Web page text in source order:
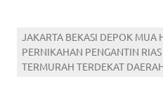
JAKARTA BEKASI DEPOK MUA
PERNIKAHAN PENGANTIN
TERMURAH TERDEKAT